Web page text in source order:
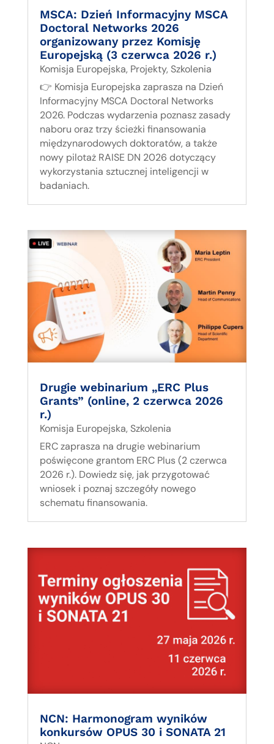
MSCA: Dzień Informacyjny MSCA
Doctoral Networks 2026
organizowany przez Komisję
Europejską (3 czerwca 2026 r.)
Komisja Europejska, Projekty,Szkolenia
👉 Komisja Europejska zaprasza na Dzień
Informacyjny MSCA Doctoral Networks
2026. Podczas wydarzenia poznasz zasady
naboru oraz trzy ścieżki finansowania
międzynarodowych doktoratów, a także
nowy pilotaż RAISE DN 2026 dotyczący
wykorzystania sztucznej inteligencji w
badaniach.
Drugie webinarium „ERC Plus
Grants” (online, 2 czerwca 2026
r.)
Komisja Europejska,Szkolenia
ERC zaprasza na drugie webinarium
poświęcone grantom ERC Plus (2 czerwca
2026 r.). Dowiedz się, jak przygotować
wniosek i poznaj szczegóły nowego
schematu finansowania.
NCN: Harmonogram wyników
konkursów OPUS 30 i SONATA 21